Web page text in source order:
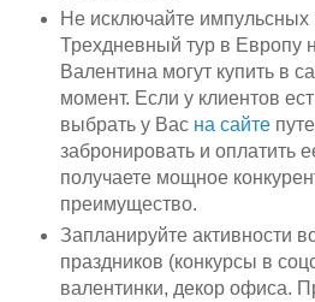
Не исключайте импульсных
Трехдневный тур в Европу
Валентина могут купить в
момент. Если у клиентов
выбрать у Вас на сайте
забронировать и оплатить
получаете мощное
преимущество.
Запланируйте активности
праздников (конкурсы в
валентинки, декор офиса.